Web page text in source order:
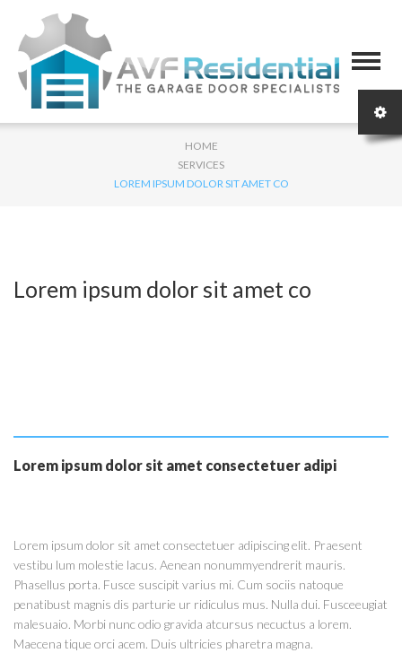
HOME
SERVICES
LOREM IPSUM DOLOR SIT AMET CO
Lorem ipsum dolor sit amet co
Lorem ipsum dolor sit amet consectetuer adipi
Lorem ipsum dolor sit amet consectetuer adipiscing elit. Praesent
vestibu lum molestie lacus. Aenean nonummyendrerit mauris.
Phasellus porta. Fusce suscipit varius mi. Cum sociis natoque
penatibust magnis dis parturie ur ridiculus mus. Nulla dui. Fusceeugiat
malesuaio. Morbi nunc odio gravida atcursus necuctus a lorem.
Maecena tique orci acem. Duis ultricies pharetra magna.